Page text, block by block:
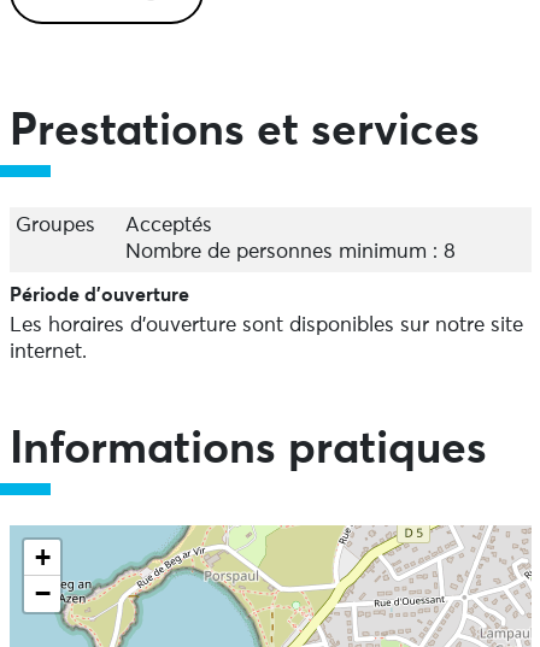
Prestations et services
Groupes
Acceptés
Nombre de personnes minimum : 8
Période d'ouverture
Les horaires d'ouverture sont disponibles sur notre site
internet.
Informations pratiques
+
−